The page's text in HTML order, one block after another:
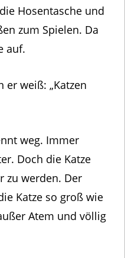
Hosentasche und
zum Spielen. Da
auf.
er weiß: „Katzen
weg. Immer
Doch die Katze
zu werden. Der
Katze so groß wie
Atem und völlig